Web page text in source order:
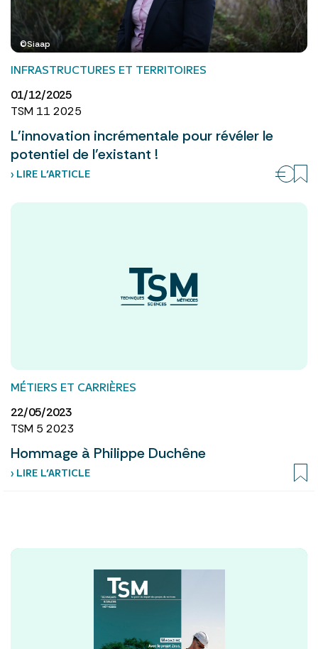
©Siaap
INFRASTRUCTURES ET TERRITOIRES
01/12/2025
TSM 11 2025
L’innovation incrémentale pour révéler le
potentiel de l’existant !
› LIRE L’ARTICLE
MÉTIERS ET CARRIÈRES
22/05/2023
TSM 5 2023
Hommage à Philippe Duchêne
› LIRE L’ARTICLE